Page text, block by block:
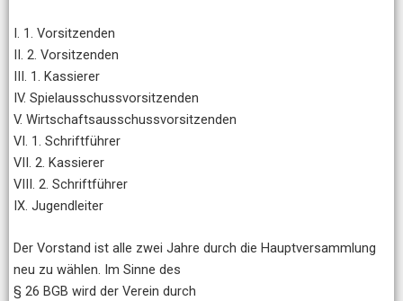
I. 1. Vorsitzenden
II. 2. Vorsitzenden
III. 1. Kassierer
IV. Spielausschussvorsitzenden
V. Wirtschaftsausschussvorsitzenden
VI. 1. Schriftführer
VII. 2. Kassierer
VIII. 2. Schriftführer
IX. Jugendleiter
Der Vorstand ist alle zwei Jahre durch die Hauptversammlung
neu zu wählen. Im Sinne des
§ 26 BGB wird der Verein durch